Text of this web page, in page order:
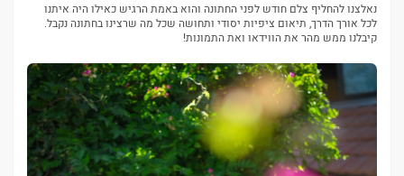
נאלצנו להחליף צלם חודש לפני החתונה והוא באמת הרגיש כאילו היה איתנו
לכל אורך הדרך, תיאום ציפיות יסודי ותחושה שכל מה שרצינו בחתונה נקבל.
קיבלנו ממש מהר את הווידאו ואת התמונות!